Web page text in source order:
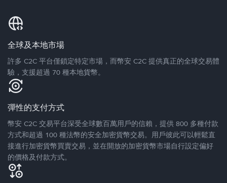
全球及本地市場
許多 C2C 平台僅鎖定特定市場，而幣安 C2C 提供真正的全球交易體
驗，支援超過 70 種本地貨幣。
彈性的支付方式
幣安 C2C 交易平台深受全球數百萬用戶的信賴，提供 800 多種付款
方式和超過 100 種法幣的安全加密貨幣交易。用戶彼此可以輕鬆直
接進行加密貨幣買賣交易，並在開放的加密貨幣市場自行設定偏好
的價格及付款方式。